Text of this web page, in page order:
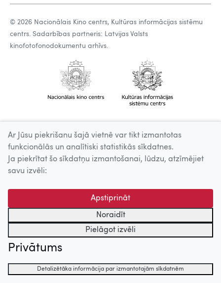
© 2026 Nacionālais Kino centrs, Kultūras informācijas sistēmu
centrs. Sadarbības partneris: Latvijas Valsts
kinofotofonodokumentu arhīvs.
Ar Jūsu piekrišanu šajā vietnē var tikt izmantotas
funkcionālās un analītiski statistikās sīkdatnes.
Ja piekrītat šo sīkdatņu izmantošanai, lūdzu, atzīmējiet
savu izvēli:
Apstiprināt
Noraidīt
Pielāgot izvēli
Privātums
Detalizētāka informācija par izmantotajām sīkdatnēm